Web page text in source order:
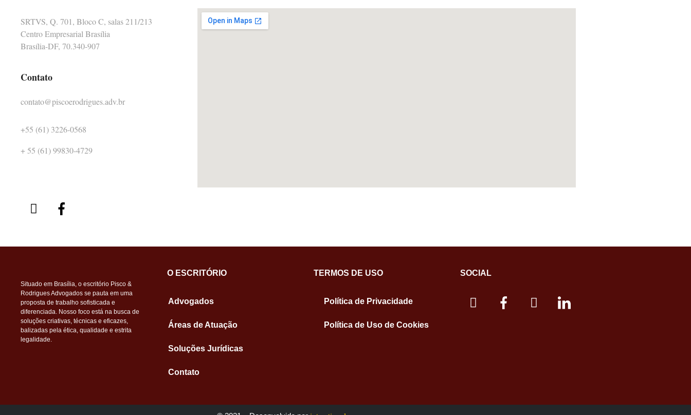
SRTVS, Q. 701, Bloco C, salas 211/213
Centro Empresarial Brasília
Brasília-DF, 70.340-907
Contato
contato@piscoerodrigues.adv.br
+55 (61) 3226-0568
+ 55 (61) 99830-4729
Situado em Brasília, o escritório Pisco &
Rodrigues Advogados se pauta em uma
proposta de trabalho sofisticada e
diferenciada. Nosso foco está na busca de
soluções criativas, técnicas e eficazes,
balizadas pela ética, qualidade e estrita
legalidade.
O ESCRITÓRIO
Advogados
Áreas de Atuação
Soluções Jurídicas
Contato
TERMOS DE USO
Política de Privacidade
Política de Uso de Cookies
SOCIAL